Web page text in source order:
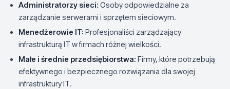
Administratorzy sieci: Osoby odpowiedzialne za
zarządzanie serwerami i sprzętem sieciowym.
Menedżerowie IT: Profesjonaliści zarządzający
infrastrukturą IT w firmach różnej wielkości.
Małe i średnie przedsiębiorstwa: Firmy, które potrzebują
efektywnego i bezpiecznego rozwiązania dla swojej
infrastruktury IT.